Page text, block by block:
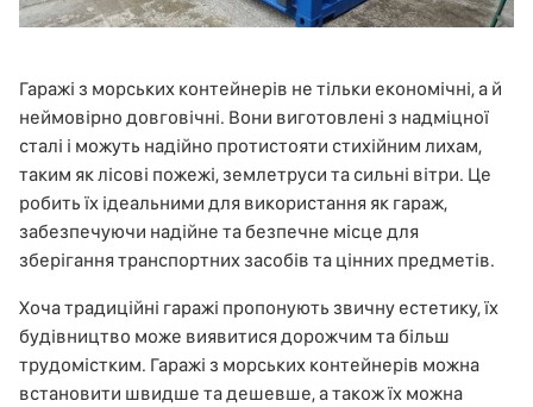
Гаражі з морських контейнерів не тільки економічні, а й
неймовірно довговічні. Вони виготовлені з надміцної
сталі і можуть надійно протистояти стихійним лихам,
таким як лісові пожежі, землетруси та сильні вітри. Це
робить їх ідеальними для використання як гараж,
забезпечуючи надійне та безпечне місце для
зберігання транспортних засобів та цінних предметів.
Хоча традиційні гаражі пропонують звичну естетику, їх
будівництво може виявитися дорожчим та більш
трудомістким. Гаражі з морських контейнерів можна
встановити швидше та дешевше, а також їх можна